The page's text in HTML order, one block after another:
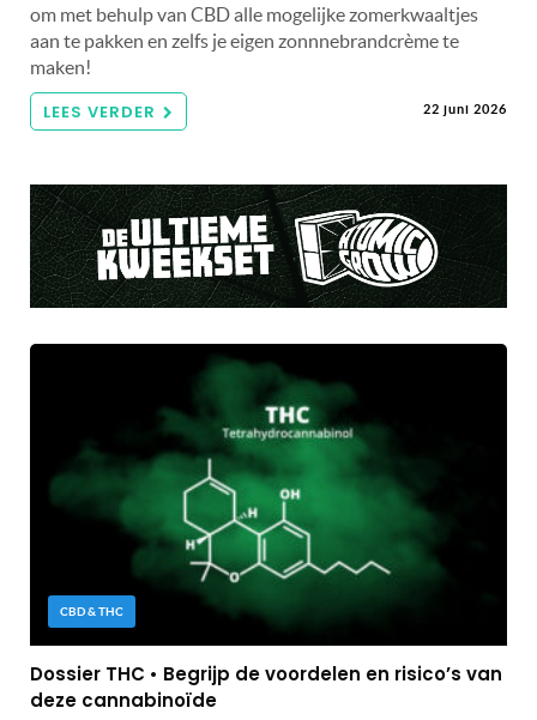
om met behulp van CBD alle mogelijke zomerkwaaltjes
aan te pakken en zelfs je eigen zonnnebrandcrème te
maken!
LEES VERDER 22 juni 2026
CBD & THC
Dossier THC • Begrijp de voordelen en risico’s van
deze cannabinoïde